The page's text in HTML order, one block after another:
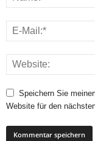
Speichern Sie
Website für den